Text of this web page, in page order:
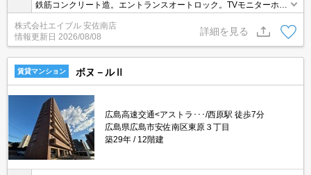
鉄筋コンクリート造。エントランスオートロック。TVモニターホン
有。シャワー付独立洗面台。システムキッチン。3口ガスコンロ
付。クローゼット付。初期費用・家賃カード払い可。引越指定業者
あり。
株式会社エイブル 安佐南店
情報更新日 2026/08/08
詳細を見る
賃貸マンション ボヌ－ルⅡ
広島高速交通<アストラ･･･/西原駅 徒歩7分
広島県広島市安佐南区東原３丁目
築29年
12階建